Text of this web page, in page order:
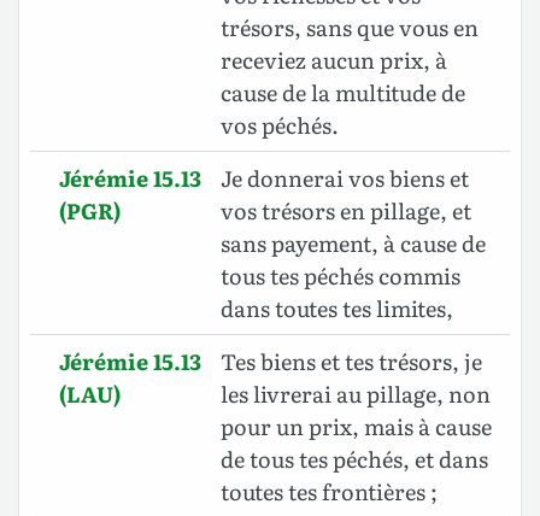
trésors, sans que vous en
receviez aucun prix, à
cause de la multitude de
vos péchés.
Jérémie 15.13
(PGR)
Je donnerai vos biens et
vos trésors en pillage, et
sans payement, à cause de
tous tes péchés commis
dans toutes tes limites,
Jérémie 15.13
(LAU)
Tes biens et tes trésors, je
les livrerai au pillage, non
pour un prix, mais à cause
de tous tes péchés, et dans
toutes tes frontières ;